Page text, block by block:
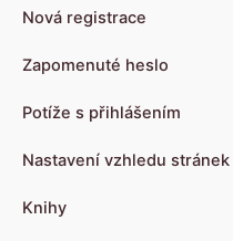
Nová registrace
Zapomenuté heslo
Potíže s přihlášením
Nastavení vzhledu stránek
Knihy